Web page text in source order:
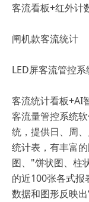
客流看板+红外计
闸机款客流统计
LED屏客流管控系
客流统计看板+AI
客流量管控系统
统，提供日、周
统计表，有丰富
图、"饼状图、柱
的近100张各式报
数据和图形反映出